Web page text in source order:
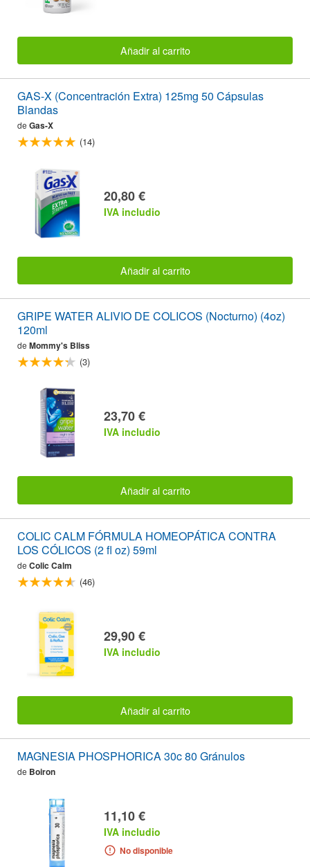
Añadir al carrito
GAS-X (Concentración Extra) 125mg 50 Cápsulas
Blandas
de Gas-X
(14)
20,80 €
IVA includio
Añadir al carrito
GRIPE WATER ALIVIO DE COLICOS (Nocturno) (4oz)
120ml
de Mommy's Bliss
(3)
23,70 €
IVA includio
Añadir al carrito
COLIC CALM FÓRMULA HOMEOPÁTICA CONTRA
LOS CÓLICOS (2 fl oz) 59ml
de Colic Calm
(46)
29,90 €
IVA includio
Añadir al carrito
MAGNESIA PHOSPHORICA 30c 80 Gránulos
de Boiron
11,10 €
IVA includio
No disponible